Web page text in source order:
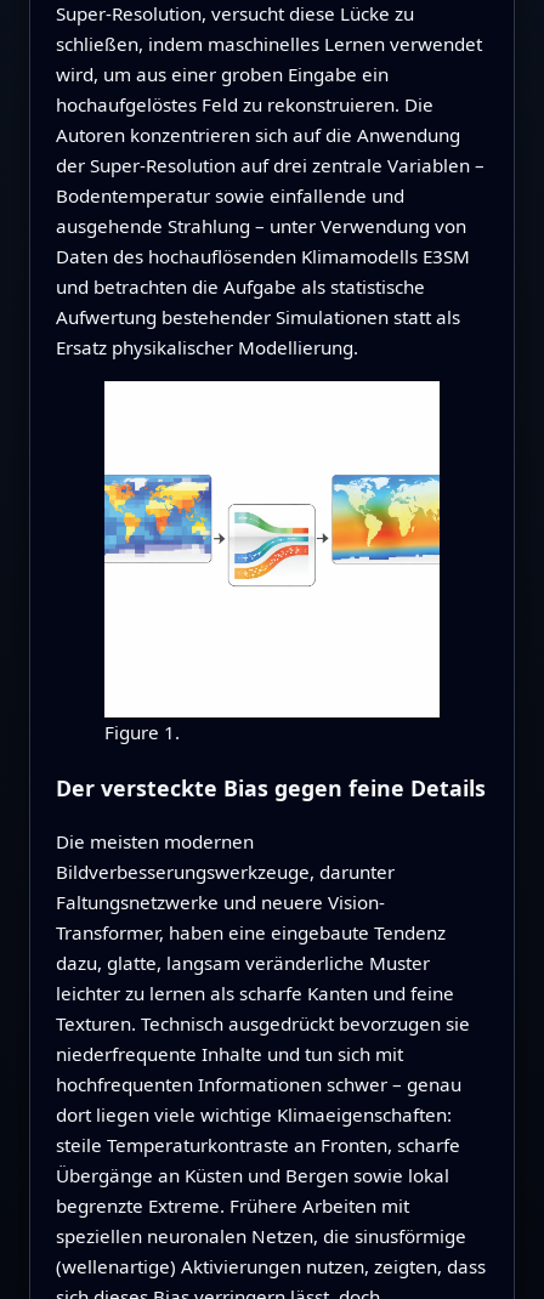
Super-Resolution, versucht diese Lücke zu
schließen, indem maschinelles Lernen verwendet
wird, um aus einer groben Eingabe ein
hochaufgelöstes Feld zu rekonstruieren. Die
Autoren konzentrieren sich auf die Anwendung
der Super-Resolution auf drei zentrale Variablen –
Bodentemperatur sowie einfallende und
ausgehende Strahlung – unter Verwendung von
Daten des hochauflösenden Klimamodells E3SM
und betrachten die Aufgabe als statistische
Aufwertung bestehender Simulationen statt als
Ersatz physikalischer Modellierung.
Figure 1.
Der versteckte Bias gegen feine Details
Die meisten modernen
Bildverbesserungswerkzeuge, darunter
Faltungsnetzwerke und neuere Vision-
Transformer, haben eine eingebaute Tendenz
dazu, glatte, langsam veränderliche Muster
leichter zu lernen als scharfe Kanten und feine
Texturen. Technisch ausgedrückt bevorzugen sie
niederfrequente Inhalte und tun sich mit
hochfrequenten Informationen schwer – genau
dort liegen viele wichtige Klimaeigenschaften:
steile Temperaturkontraste an Fronten, scharfe
Übergänge an Küsten und Bergen sowie lokal
begrenzte Extreme. Frühere Arbeiten mit
speziellen neuronalen Netzen, die sinusförmige
(wellenartige) Aktivierungen nutzen, zeigten, dass